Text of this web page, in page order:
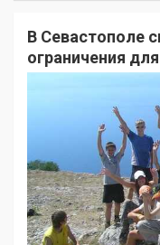
В Севастополе
ограничения